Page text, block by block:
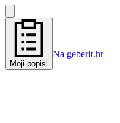
Moji popisi
Na geberit.hr